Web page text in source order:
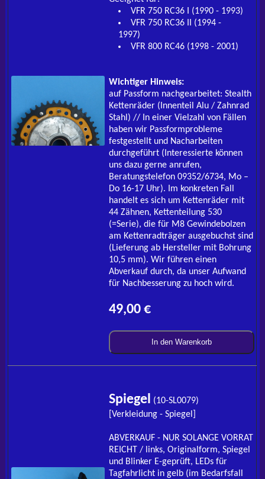
VFR 750 RC36 I (1990 - 1993)
VFR 750 RC36 II (1994 -
1997)
VFR 800 RC46 (1998 - 2001)
Wichtiger Hinweis:
auf Passform nachgearbeitet: Stealth
Kettenräder (Innenteil Alu / Zahnrad
Stahl) // In einer Vielzahl von Fällen
haben wir Passformprobleme
festgestellt und Nacharbeiten
durchgeführt (Interessierte können
uns dazu gerne anrufen,
Beratungstelefon 09352/6734, Mo –
Do 16-17 Uhr). Im konkreten Fall
handelt es sich um Kettenräder mit
44 Zähnen, Kettenteilung 530
(=Serie), die für M8 Gewindebolzen
am Kettenradträger ausgebuchst sind
(Lieferung ab Hersteller mit Bohrung
10,5 mm). Wir führen einen
Abverkauf durch, da unser Aufwand
für Nachbesserung zu hoch wird.
49,00 €
In den Warenkorb
Spiegel
(10-SL0079)
[Verkleidung - Spiegel]
ABVERKAUF - NUR SOLANGE VORRAT
REICHT / links, Originalform, Spiegel
und Blinker E-geprüft, LEDs für
Tagfahrlicht in gelb (im Bedarfsfall